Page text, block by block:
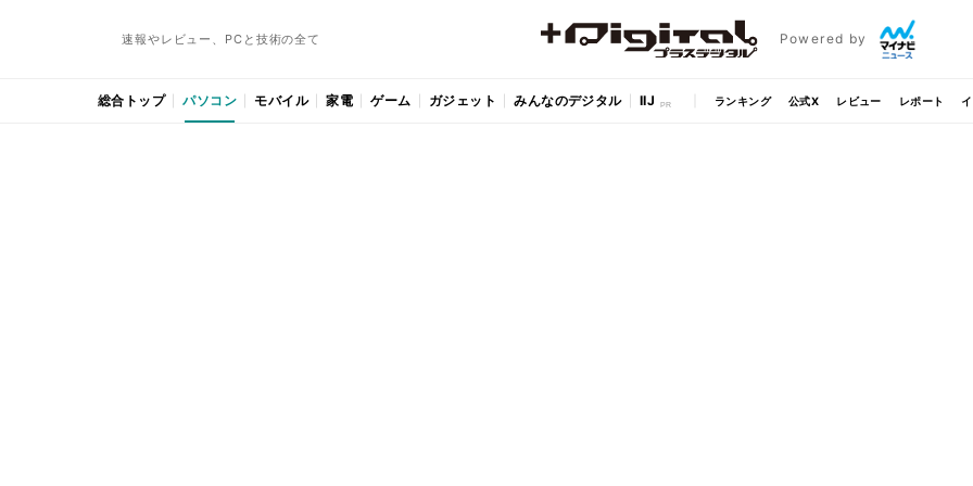
速報やレビュー、PCと技術の全て Powered by
総合トップ パソコン モバイル 家電 ゲーム ガジェット みんなのデジタル IIJ ランキング 公式X レビュー レポート